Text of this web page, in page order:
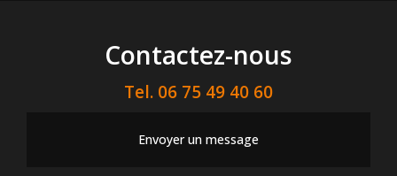
Contactez-nous
Tel. 06 75 49 40 60
Envoyer un message